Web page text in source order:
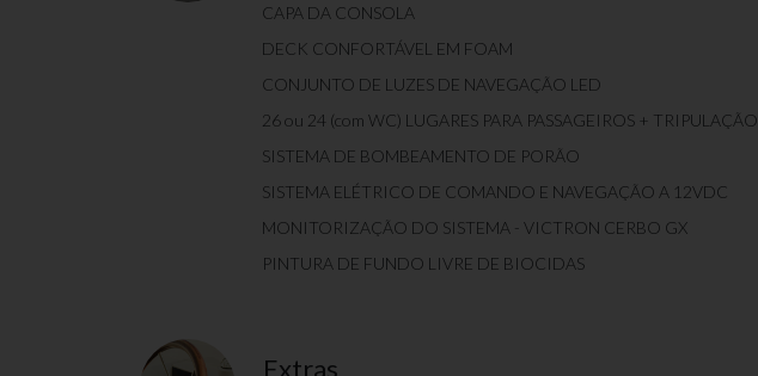
CAPA DA CONSOLA
DECK CONFORTÁVEL EM FOAM
CONJUNTO DE LUZES DE NAVEGAÇÃO LED
26 ou 24 (com WC) LUGARES PARA PASSAGEIROS + TRIPULAÇÃO
SISTEMA DE BOMBEAMENTO DE PORÃO
SISTEMA ELÉTRICO DE COMANDO E NAVEGAÇÃO A 12VDC
MONITORIZAÇÃO DO SISTEMA - VICTRON CERBO GX
PINTURA DE FUNDO LIVRE DE BIOCIDAS
Extras